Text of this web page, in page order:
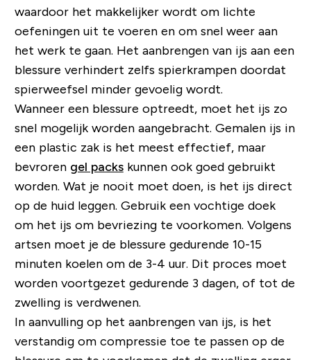
waardoor het makkelijker wordt om lichte
oefeningen uit te voeren en om snel weer aan
het werk te gaan. Het aanbrengen van ijs aan een
blessure verhindert zelfs spierkrampen doordat
spierweefsel minder gevoelig wordt.
Wanneer een blessure optreedt, moet het ijs zo
snel mogelijk worden aangebracht. Gemalen ijs in
een plastic zak is het meest effectief, maar
bevroren gel packskunnen ook goed gebruikt
worden. Wat je nooit moet doen, is het ijs direct
op de huid leggen. Gebruik een vochtige doek
om het ijs om bevriezing te voorkomen. Volgens
artsen moet je de blessure gedurende 10-15
minuten koelen om de 3-4 uur. Dit proces moet
worden voortgezet gedurende 3 dagen, of tot de
zwelling is verdwenen.
In aanvulling op het aanbrengen van ijs, is het
verstandig om compressie toe te passen op de